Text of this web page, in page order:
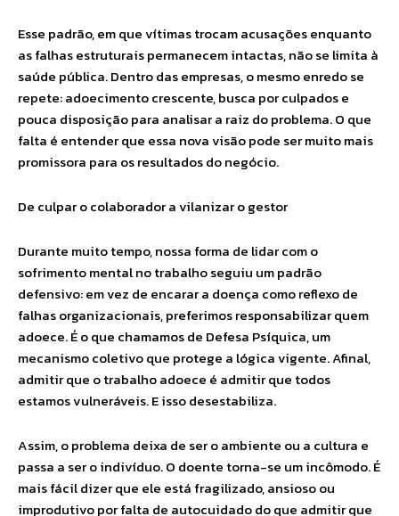
Esse padrão, em que vítimas trocam acusações enquanto
as falhas estruturais permanecem intactas, não se limita à
saúde pública. Dentro das empresas, o mesmo enredo se
repete: adoecimento crescente, busca por culpados e
pouca disposição para analisar a raiz do problema. O que
falta é entender que essa nova visão pode ser muito mais
promissora para os resultados do negócio.
De culpar o colaborador a vilanizar o gestor
Durante muito tempo, nossa forma de lidar com o
sofrimento mental no trabalho seguiu um padrão
defensivo: em vez de encarar a doença como reflexo de
falhas organizacionais, preferimos responsabilizar quem
adoece. É o que chamamos de Defesa Psíquica, um
mecanismo coletivo que protege a lógica vigente. Afinal,
admitir que o trabalho adoece é admitir que todos
estamos vulneráveis. E isso desestabiliza.
Assim, o problema deixa de ser o ambiente ou a cultura e
passa a ser o indivíduo. O doente torna-se um incômodo. É
mais fácil dizer que ele está fragilizado, ansioso ou
improdutivo por falta de autocuidado do que admitir que